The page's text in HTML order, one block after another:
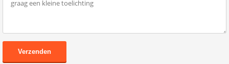
Verzenden